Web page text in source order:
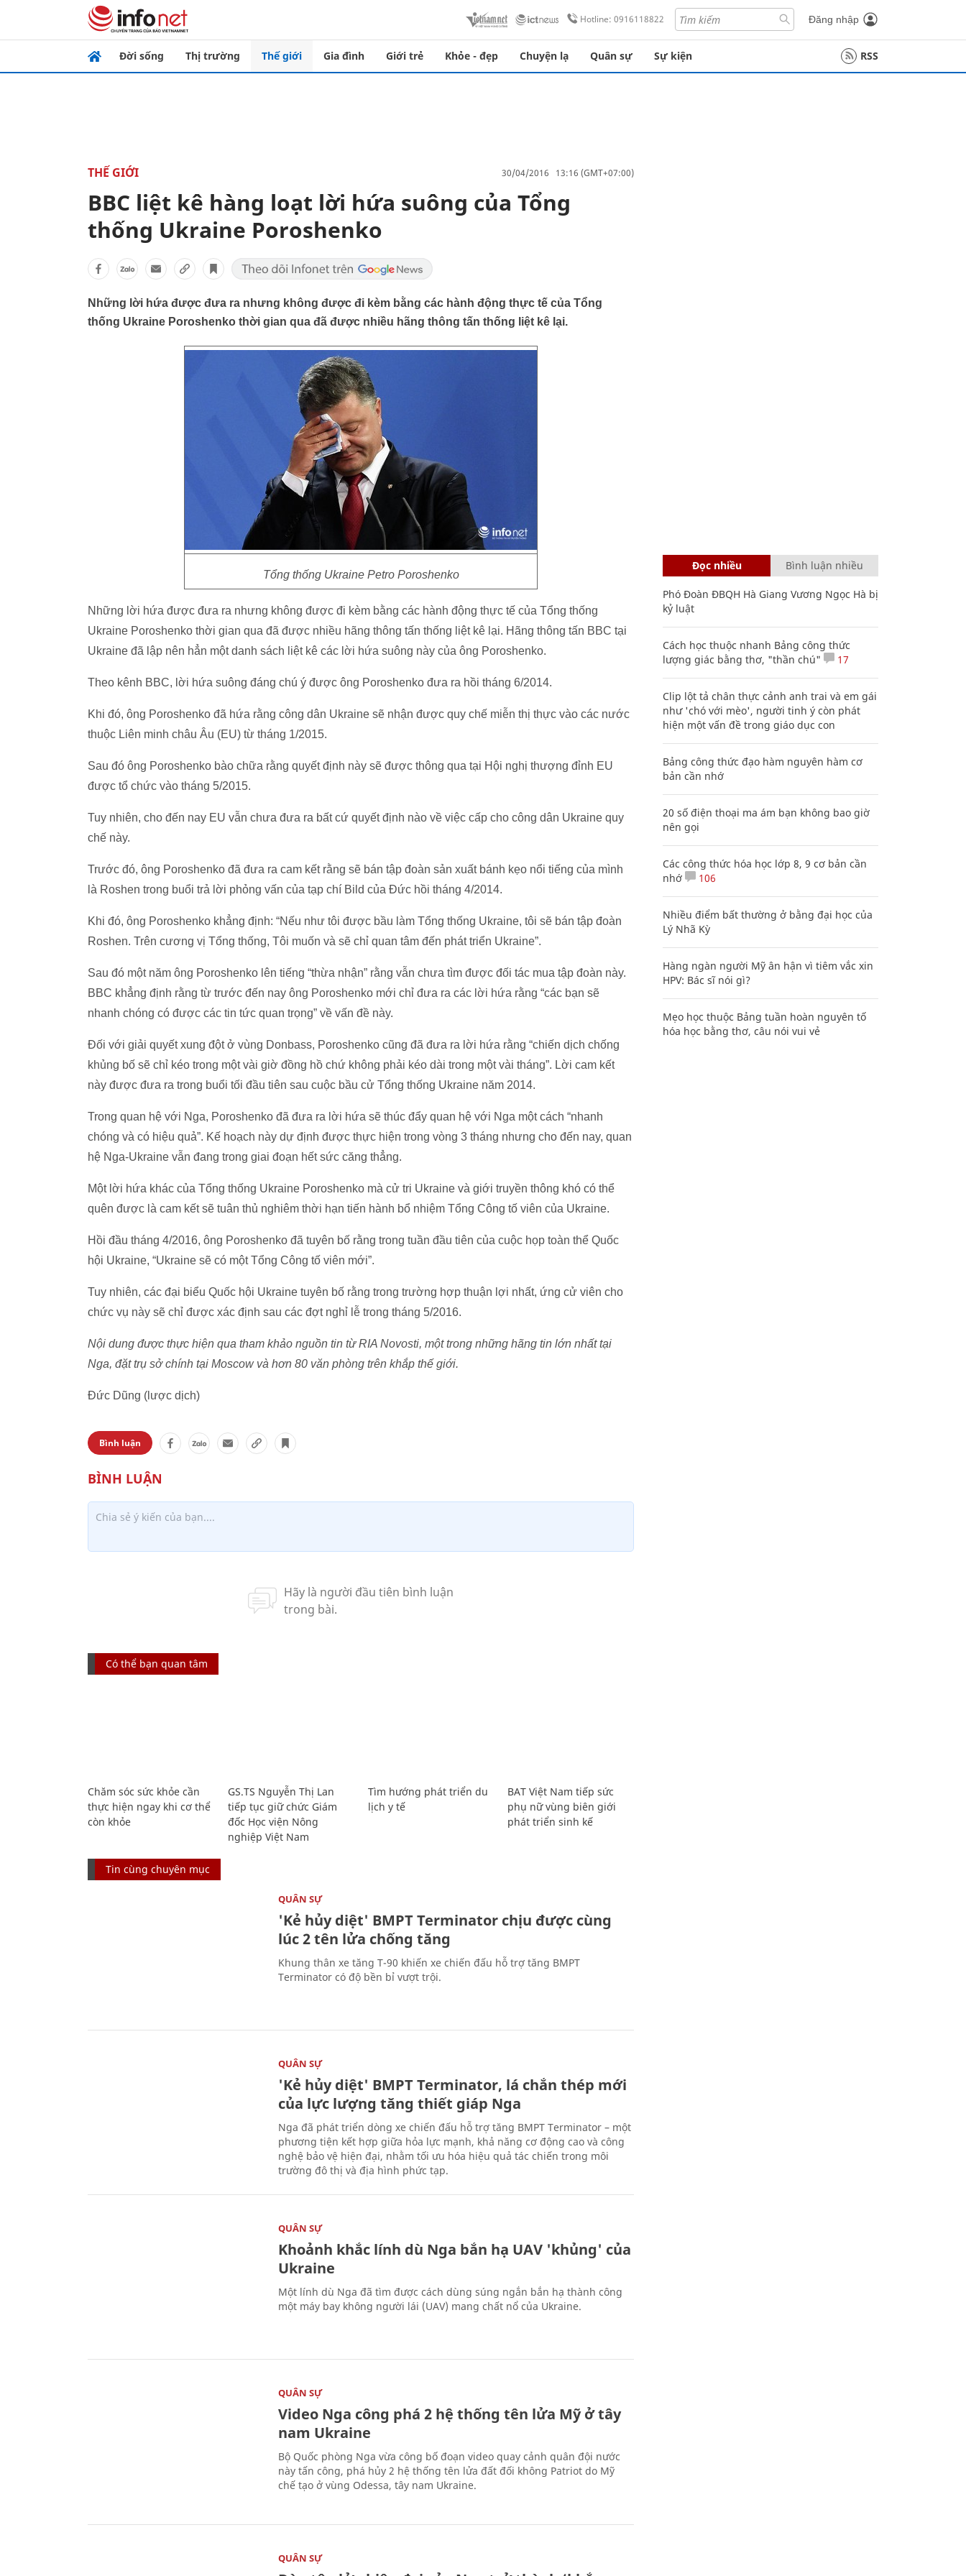
Hotline: 0916118822 Đăng nhập
Đời sống Thị trường Thế giới Gia đình Giới trẻ Khỏe - đẹp Chuyện lạ Quân sự Sự kiện RSS
THẾ GIỚI 30/04/2016 13:16 (GMT+07:00)
BBC liệt kê hàng loạt lời hứa suông của Tổng
thống Ukraine Poroshenko
Những lời hứa được đưa ra nhưng không được đi kèm bằng các hành động thực tế của Tổng
thống Ukraine Poroshenko thời gian qua đã được nhiều hãng thông tấn thống liệt kê lại.
Tổng thống Ukraine Petro Poroshenko
Những lời hứa được đưa ra nhưng không được đi kèm bằng các hành động thực tế của Tổng thống
Ukraine Poroshenko thời gian qua đã được nhiều hãng thông tấn thống liệt kê lại. Hãng thông tấn BBC tại
Ukraine đã lập nên hẳn một danh sách liệt kê các lời hứa suông này của ông Poroshenko.
Theo kênh BBC, lời hứa suông đáng chú ý được ông Poroshenko đưa ra hồi tháng 6/2014.
Khi đó, ông Poroshenko đã hứa rằng công dân Ukraine sẽ nhận được quy chế miễn thị thực vào các nước
thuộc Liên minh châu Âu (EU) từ tháng 1/2015.
Sau đó ông Poroshenko bào chữa rằng quyết định này sẽ được thông qua tại Hội nghị thượng đỉnh EU
được tổ chức vào tháng 5/2015.
Tuy nhiên, cho đến nay EU vẫn chưa đưa ra bất cứ quyết định nào về việc cấp cho công dân Ukraine quy
chế này.
Trước đó, ông Poroshenko đã đưa ra cam kết rằng sẽ bán tập đoàn sản xuất bánh kẹo nổi tiếng của mình
là Roshen trong buổi trả lời phỏng vấn của tạp chí Bild của Đức hồi tháng 4/2014.
Khi đó, ông Poroshenko khẳng định: “Nếu như tôi được bầu làm Tổng thống Ukraine, tôi sẽ bán tập đoàn
Roshen. Trên cương vị Tổng thống, Tôi muốn và sẽ chỉ quan tâm đến phát triển Ukraine”.
Sau đó một năm ông Poroshenko lên tiếng “thừa nhận” rằng vẫn chưa tìm được đối tác mua tập đoàn này.
BBC khẳng định rằng từ trước đến nay ông Poroshenko mới chỉ đưa ra các lời hứa rằng “các bạn sẽ
nhanh chóng có được các tin tức quan trọng” về vấn đề này.
Đối với giải quyết xung đột ở vùng Donbass, Poroshenko cũng đã đưa ra lời hứa rằng “chiến dịch chống
khủng bố sẽ chỉ kéo trong một vài giờ đồng hồ chứ không phải kéo dài trong một vài tháng”. Lời cam kết
này được đưa ra trong buổi tối đầu tiên sau cuộc bầu cử Tổng thống Ukraine năm 2014.
Trong quan hệ với Nga, Poroshenko đã đưa ra lời hứa sẽ thúc đẩy quan hệ với Nga một cách “nhanh
chóng và có hiệu quả”. Kế hoạch này dự định được thực hiện trong vòng 3 tháng nhưng cho đến nay, quan
hệ Nga-Ukraine vẫn đang trong giai đoạn hết sức căng thẳng.
Một lời hứa khác của Tổng thống Ukraine Poroshenko mà cử tri Ukraine và giới truyền thông khó có thể
quên được là cam kết sẽ tuân thủ nghiêm thời hạn tiến hành bổ nhiệm Tổng Công tố viên của Ukraine.
Hồi đầu tháng 4/2016, ông Poroshenko đã tuyên bố rằng trong tuần đầu tiên của cuộc họp toàn thể Quốc
hội Ukraine, “Ukraine sẽ có một Tổng Công tố viên mới”.
Tuy nhiên, các đại biểu Quốc hội Ukraine tuyên bố rằng trong trường hợp thuận lợi nhất, ứng cử viên cho
chức vụ này sẽ chỉ được xác định sau các đợt nghỉ lễ trong tháng 5/2016.
Nội dung được thực hiện qua tham khảo nguồn tin từ RIA Novosti, một trong những hãng tin lớn nhất tại
Nga, đặt trụ sở chính tại Moscow và hơn 80 văn phòng trên khắp thế giới.
Đức Dũng (lược dịch)
Bình luận
Có thể bạn quan tâm
Chăm sóc sức khỏe cần
thực hiện ngay khi cơ thể
còn khỏe
GS.TS Nguyễn Thị Lan
tiếp tục giữ chức Giám
đốc Học viện Nông
nghiệp Việt Nam
Tìm hướng phát triển du
lịch y tế
BAT Việt Nam tiếp sức
phụ nữ vùng biên giới
phát triển sinh kế
Tin cùng chuyên mục
QUÂN SỰ
'Kẻ hủy diệt' BMPT Terminator chịu được cùng
lúc 2 tên lửa chống tăng
Khung thân xe tăng T-90 khiến xe chiến đấu hỗ trợ tăng BMPT
Terminator có độ bền bỉ vượt trội.
QUÂN SỰ
'Kẻ hủy diệt' BMPT Terminator, lá chắn thép mới
của lực lượng tăng thiết giáp Nga
Nga đã phát triển dòng xe chiến đấu hỗ trợ tăng BMPT Terminator – một
phương tiện kết hợp giữa hỏa lực mạnh, khả năng cơ động cao và công
nghệ bảo vệ hiện đại, nhằm tối ưu hóa hiệu quả tác chiến trong môi
trường đô thị và địa hình phức tạp.
QUÂN SỰ
Khoảnh khắc lính dù Nga bắn hạ UAV 'khủng' của
Ukraine
Một lính dù Nga đã tìm được cách dùng súng ngắn bắn hạ thành công
một máy bay không người lái (UAV) mang chất nổ của Ukraine.
QUÂN SỰ
Video Nga công phá 2 hệ thống tên lửa Mỹ ở tây
nam Ukraine
Bộ Quốc phòng Nga vừa công bố đoạn video quay cảnh quân đội nước
này tấn công, phá hủy 2 hệ thống tên lửa đất đối không Patriot do Mỹ
chế tạo ở vùng Odessa, tây nam Ukraine.
QUÂN SỰ
Đọc nhiều Bình luận nhiều
Phó Đoàn ĐBQH Hà Giang Vương Ngọc Hà bị
kỷ luật
Cách học thuộc nhanh Bảng công thức
lượng giác bằng thơ, "thần chú"
17
Clip lột tả chân thực cảnh anh trai và em gái
như 'chó với mèo', người tinh ý còn phát
hiện một vấn đề trong giáo dục con
Bảng công thức đạo hàm nguyên hàm cơ
bản cần nhớ
20 số điện thoại ma ám bạn không bao giờ
nên gọi
Các công thức hóa học lớp 8, 9 cơ bản cần
nhớ
106
Nhiều điểm bất thường ở bằng đại học của
Lý Nhã Kỳ
Hàng ngàn người Mỹ ân hận vì tiêm vắc xin
HPV: Bác sĩ nói gì?
Mẹo học thuộc Bảng tuần hoàn nguyên tố
hóa học bằng thơ, câu nói vui vẻ